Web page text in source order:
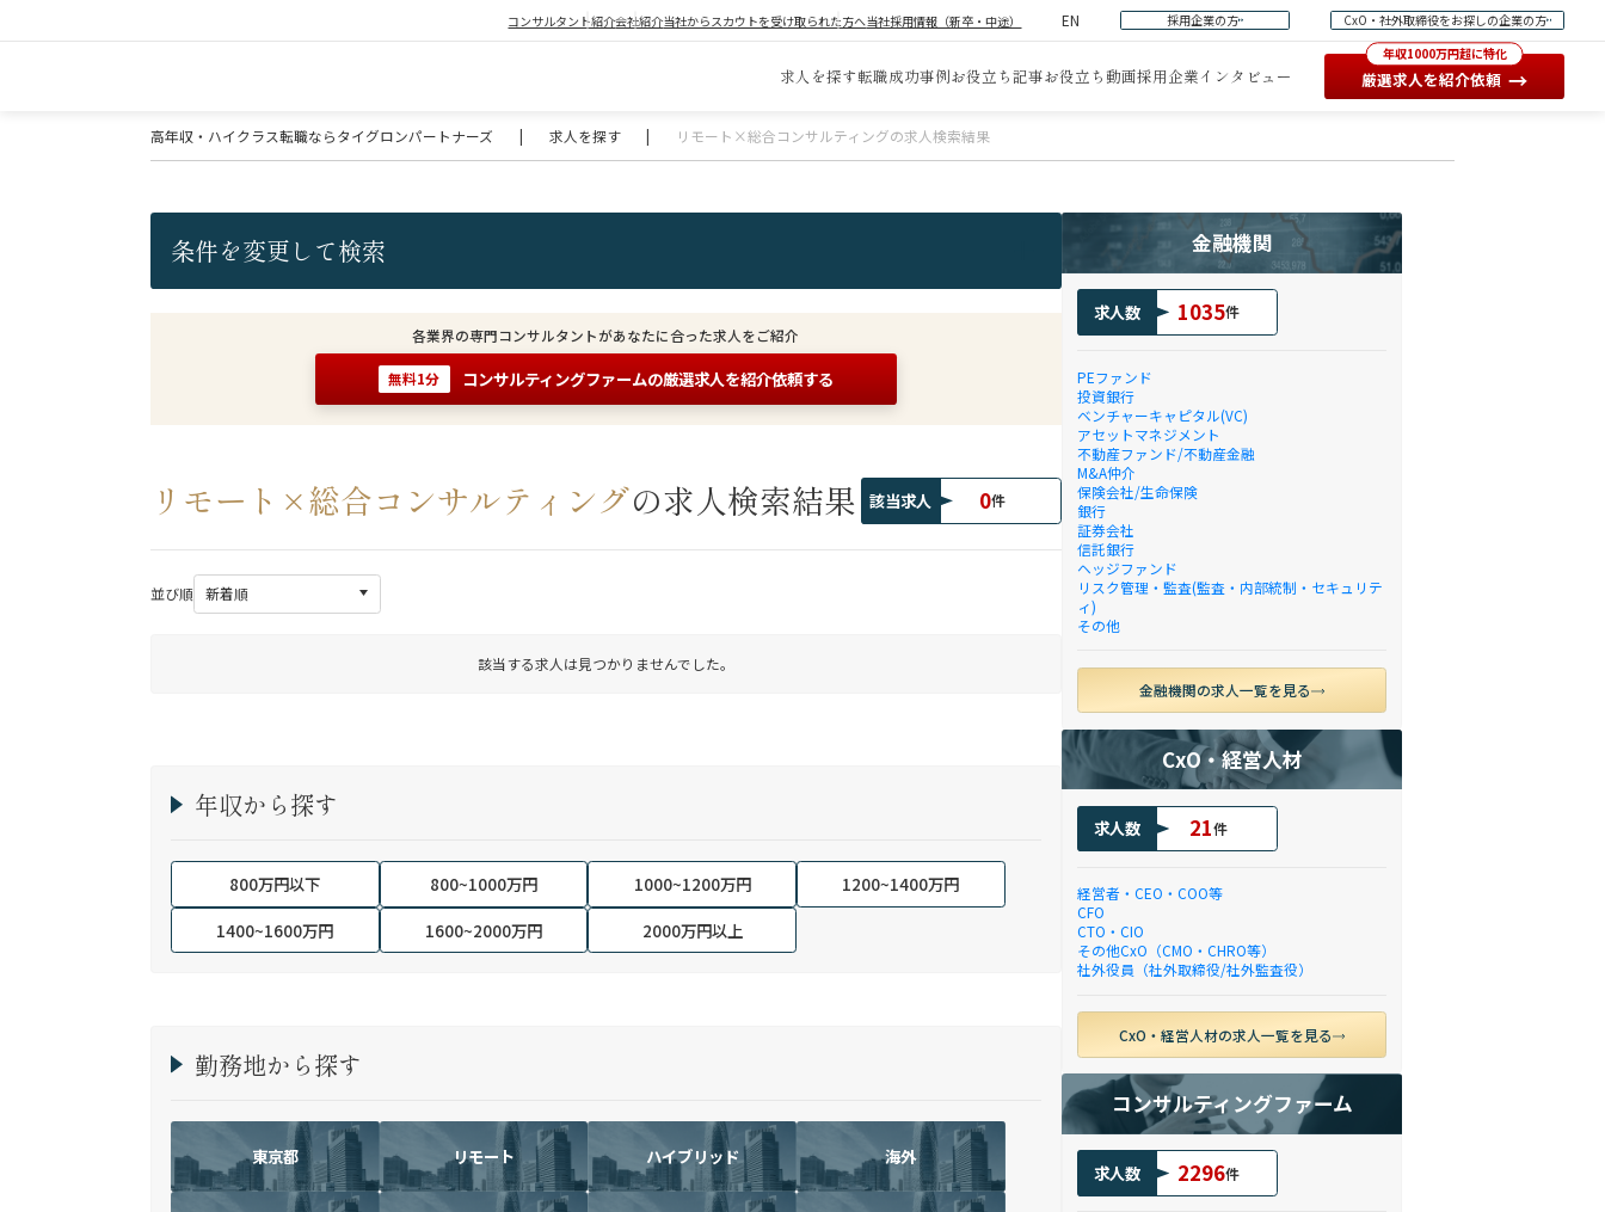
コンサルタント紹介会社紹介当社からスカウトを受け取られた方へ当社採用情報（新卒・中途） EN 採用企業の方 CxO・社外取締役をお探しの企業の方
求人を探す転職成功事例お役立ち記事お役立ち動画採用企業インタビュー
年収1000万円超に特化
厳選求人を紹介依頼 →
高年収・ハイクラス転職ならタイグロンパートナーズ | 求人を探す | リモート×総合コンサルティングの求人検索結果
条件を変更して検索
各業界の専門コンサルタントがあなたに合った求人をご紹介
無料1分 コンサルティングファームの厳選求人を紹介依頼する
リモート×総合コンサルティングの求人検索結果 該当求人 0件
並び順
該当する求人は見つかりませんでした。
年収から探す
800万円以下 800~1000万円 1000~1200万円
1200~1400万円
1400~1600万円
1600~2000万円 2000万円以上
勤務地から探す
東京都 リモート ハイブリッド 海外
金融機関
求人数 1035件
PEファンド
投資銀行
ベンチャーキャピタル(VC)
アセットマネジメント
不動産ファンド/不動産金融
M&A仲介
保険会社/生命保険
銀行
証券会社
信託銀行
ヘッジファンド
リスク管理・監査(監査・内部統制・セキュリテ
ィ)
その他
金融機関の求人一覧を見る
CxO・経営人材
求人数 21件
経営者・CEO・COO等
CFO
CTO・CIO
その他CxO（CMO・CHRO等）
社外役員（社外取締役/社外監査役）
CxO・経営人材の求人一覧を見る
コンサルティングファーム
求人数 2296件